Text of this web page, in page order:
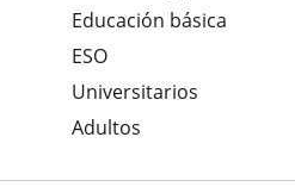
Educación básica
ESO
Universitarios
Adultos